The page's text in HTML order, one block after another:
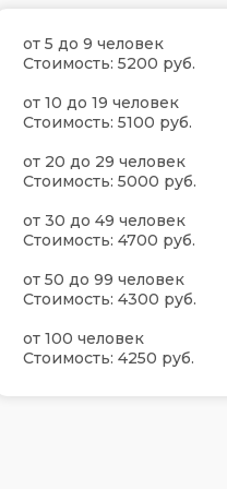
от 5 до 9 человек
Стоимость: 5200 руб.
от 10 до 19 человек
Стоимость: 5100 руб.
от 20 до 29 человек
Стоимость: 5000 руб.
от 30 до 49 человек
Стоимость: 4700 руб.
от 50 до 99 человек
Стоимость: 4300 руб.
от 100 человек
Стоимость: 4250 руб.